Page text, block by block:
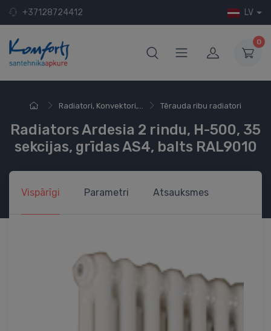
+37128724412 LV
0
Radiatori, Konvektori,... Tērauda ribu radiatori
Radiators Ardesia 2 rindu, H-500, 35
sekcijas, grīdas AS4, balts RAL9010
Vispārīgi Parametri Atsauksmes